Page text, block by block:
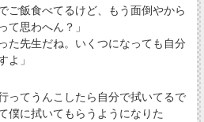
ご飯食べてるけど、もう面倒やから
て思わへん？」
た先生だね。いくつになっても自分
よ」
ってうんこしたら自分で拭いてるで
僕に拭いてもらうようになりた